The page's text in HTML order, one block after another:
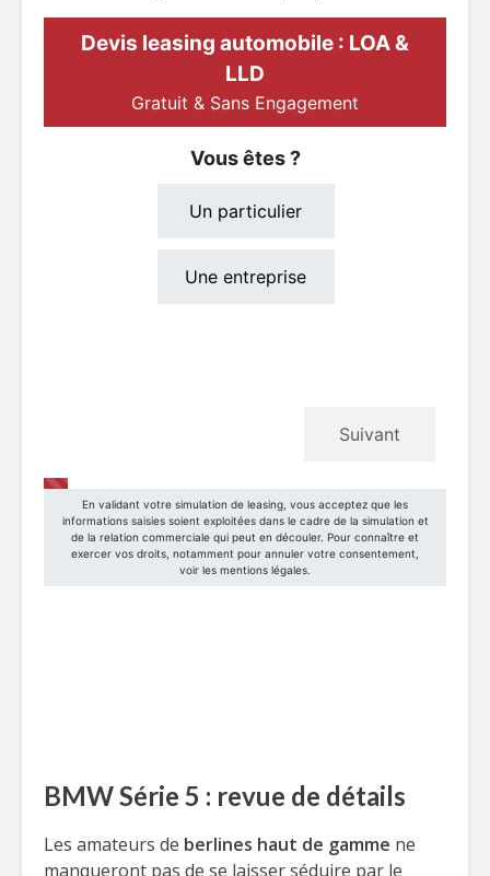
BMW Série 5 : revue de détails
Les amateurs de berlines haut de gamme ne
manqueront pas de se laisser séduire par le